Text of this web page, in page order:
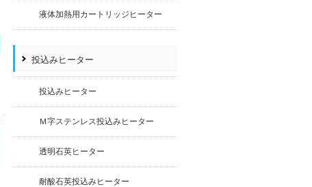
液体加熱用カートリッジヒーター
投込みヒーター
投込みヒーター
Ｍ字ステンレス投込みヒーター
透明石英ヒーター
耐酸石英投込みヒーター